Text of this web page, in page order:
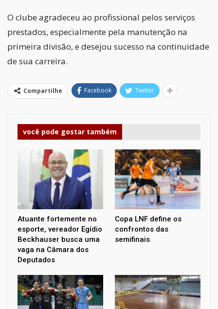
O clube agradeceu ao profissional pelos serviços
prestados, especialmente pela manutenção na
primeira divisão, e desejou sucesso na continuidade
de sua carreira.
Compartilhe Facebook Twitter
você pode gostar também
Atuante fortemente no
esporte, vereador Egídio
Beckhauser busca uma
vaga na Câmara dos
Deputados
Copa LNF define os
confrontos das
semifinais